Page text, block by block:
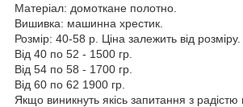
Матеріал: домоткане полотно.
Вишивка: машинна хрестик.
Розмір: 40-58 р. Ціна залежить від розміру.
Від 40 по 52 - 1500 гр.
Від 54 по 58 - 1700 гр.
Від 60 по 62 1900 гр.
Якщо виникнуть якісь запитання з радістю